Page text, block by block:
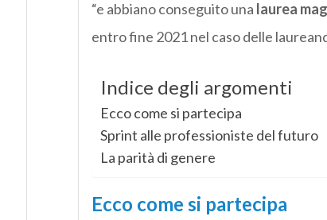
“e abbiano conseguito una laurea
entro fine 2021 nel caso delle
Indice degli argomenti
Ecco come si partecipa
Sprint alle professioniste del futuro
La parità di genere
Ecco come si partecipa